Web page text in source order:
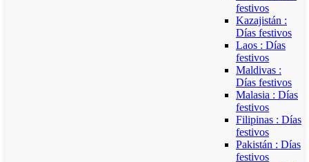
festivos
Kazajistán :
Días festivos
Laos : Días
festivos
Maldivas :
Días festivos
Malasia : Días
festivos
Filipinas : Días
festivos
Pakistán : Días
festivos